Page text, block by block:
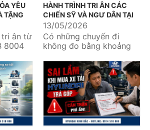
YÊU
TẶNG
SINH
ĐẢO
tri ân từ
8004
HÀNH TRÌNH TRI ÂN CÁC
CHIẾN SỸ VÀ NGƯ DÂN TẠI
ĐẢO HÒN MÊ – ĐẢO BẠCH
LONG VỸ - ĐẢO CÔ TÔ
13/05/2026
Có những chuyến đi
không đo bằng khoảng
bằng những nhịp đập
thổn thức...